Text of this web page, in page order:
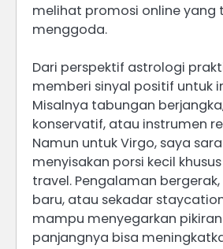
melihat promosi online yang
menggoda.
Dari perspektif astrologi
memberi sinyal positif untuk
Misalnya tabungan
konservatif, atau instrumen
Namun untuk Virgo, saya
menyisakan porsi kecil
travel. Pengalaman
baru, atau sekadar
mampu menyegarkan
panjangnya bisa